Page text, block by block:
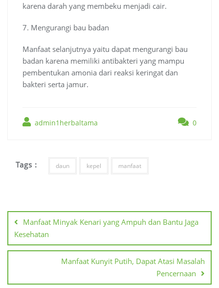
karena darah yang membeku menjadi cair.
7. Mengurangi bau badan
Manfaat selanjutnya yaitu dapat mengurangi bau
badan karena memiliki antibakteri yang mampu
pembentukan amonia dari reaksi keringat dan
bakteri serta jamur.
admin1herbaltama 0
Tags : daun kepel manfaat
posManfaat Minyak Kenari yang Ampuh dan Bantu Jaga
Kesehatan
Manfaat Kunyit Putih, Dapat Atasi Masalah
Pencernaan